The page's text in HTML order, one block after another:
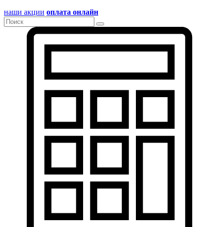
наши акции оплата онлайн